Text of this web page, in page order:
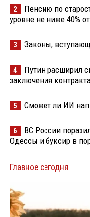
2
Пенсию по
уровне не ниже 40%
3 Законы,
4
Путин расширил
заключения
5 Сможет ли ИИ
6
ВС России
Одессы и буксир в
Главное сегодня